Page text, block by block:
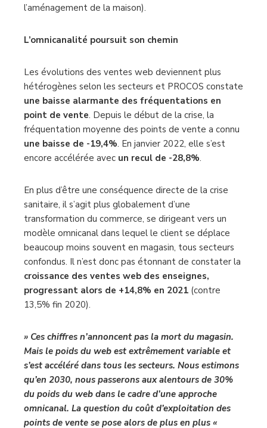
l’aménagement de la maison).
L’omnicanalité poursuit son chemin
Les évolutions des ventes web deviennent plus
hétérogènes selon les secteurs et PROCOS constate
une baisse alarmante des fréquentations en
point de vente. Depuis le début de la crise, la
fréquentation moyenne des points de vente a connu
une baisse de -19,4%. En janvier 2022, elle s’est
encore accélérée avec un recul de -28,8%.
En plus d’être une conséquence directe de la crise
sanitaire, il s’agit plus globalement d’une
transformation du commerce, se dirigeant vers un
modèle omnicanal dans lequel le client se déplace
beaucoup moins souvent en magasin, tous secteurs
confondus. Il n’est donc pas étonnant de constater la
croissance des ventes web des enseignes,
progressant alors de +14,8% en 2021 (contre
13,5% fin 2020).
» Ces chiffres n’annoncent pas la mort du magasin.
Mais le poids du web est extrêmement variable et
s’est accéléré dans tous les secteurs. Nous estimons
qu’en 2030, nous passerons aux alentours de 30%
du poids du web dans le cadre d’une approche
omnicanal. La question du coût d’exploitation des
points de vente se pose alors de plus en plus «